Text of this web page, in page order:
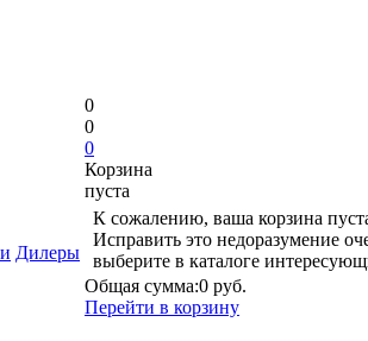
Дилеры
0
0
0
Корзина
пуста
К сожалению, ваша корзина
Исправить это недоразумение
выберите в каталоге
Общая сумма:0 руб.
Перейти в корзину